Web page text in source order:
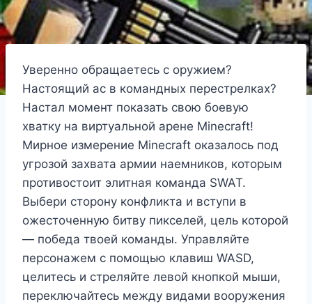
Уверенно обращаетесь с оружием?
Настоящий ас в командных перестрелках?
Настал момент показать свою боевую
хватку на виртуальной арене Minecraft!
Мирное измерение Minecraft оказалось под
угрозой захвата армии наемников, которым
противостоит элитная команда SWAT.
Выбери сторону конфликта и вступи в
ожесточенную битву пикселей, цель которой
— победа твоей команды. Управляйте
персонажем с помощью клавиш WASD,
целитесь и стреляйте левой кнопкой мыши,
переключайтесь между видами вооружения